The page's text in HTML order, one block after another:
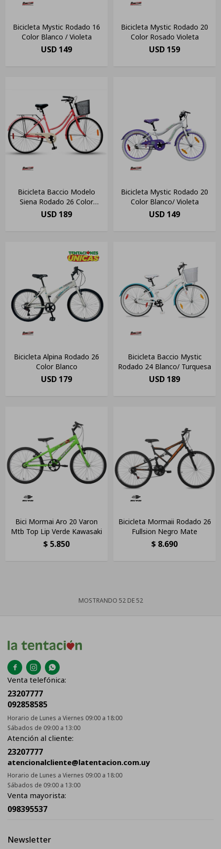
Bicicleta Mystic Rodado 16
Color Blanco / Violeta
USD 149
Bicicleta Mystic Rodado 20
Color Rosado Violeta
USD 159
Bicicleta Baccio Modelo
Siena Rodado 26 Color
Salmón
USD 189
Bicicleta Mystic Rodado 20
Color Blanco/ Violeta
USD 149
Bicicleta Alpina Rodado 26
Color Blanco
USD 179
Bicicleta Baccio Mystic
Rodado 24 Blanco/ Turquesa
USD 189
Bici Mormai Aro 20 Varon
Mtb Top Lip Verde Kawasaki
$ 5.850
Bicicleta Mormaii Rodado 26
Fullsion Negro Mate
$ 8.690
MOSTRANDO 52DE52
  
Venta telefónica:
23207777
092858585
Horario de Lunes a Viernes 09:00 a 18:00
Sábados de 09:00 a 13:00
Atención al cliente:
23207777
atencionalcliente@latentacion.com.uy
Horario de Lunes a Viernes 09:00 a 18:00
Sábados de 09:00 a 13:00
Venta mayorista:
098395537
Newsletter